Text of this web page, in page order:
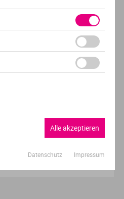
Alle akzeptieren
Datenschutz Impressum